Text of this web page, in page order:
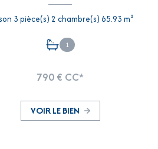
Maison 3 pièce(s) 2 chambre(s) 65.93 m²
1
790 € CC*
VOIR LE BIEN